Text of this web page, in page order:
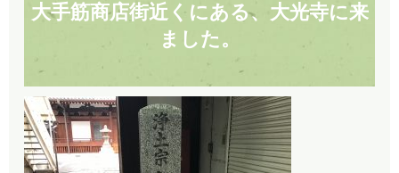
大手筋商店街近くにある、大光寺に来
ました。